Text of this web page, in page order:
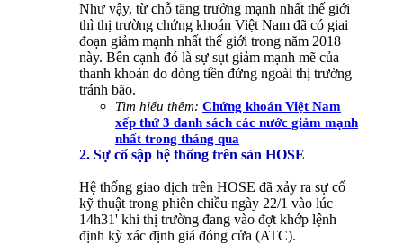
Như vậy, từ chỗ tăng trưởng mạnh nhất thế giới
thì thị trường chứng khoán Việt Nam đã có giai
đoạn giảm mạnh nhất thế giới trong năm 2018
này. Bên cạnh đó là sự sụt giảm mạnh mẽ của
thanh khoản do dòng tiền đứng ngoài thị trường
tránh bão.
Tìm hiểu thêm: Chứng khoán Việt Nam
xếp thứ 3 danh sách các nước giảm mạnh
nhất trong tháng qua
2. Sự cố sập hệ thống trên sàn HOSE
Hệ thống giao dịch trên HOSE đã xảy ra sự cố
kỹ thuật trong phiên chiều ngày 22/1 vào lúc
14h31' khi thị trường đang vào đợt khớp lệnh
định kỳ xác định giá đóng cửa (ATC).